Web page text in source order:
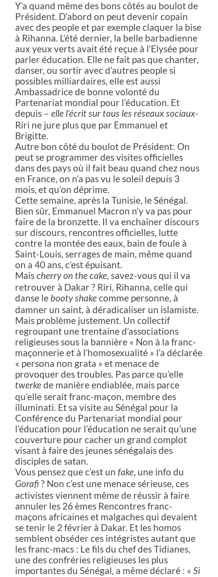
Y’a quand même des bons côtés au boulot de
Président. D’abord on peut devenir copain
avec des people et par exemple claquer la bise
à Rihanna. L’été dernier, la belle barbadienne
aux yeux verts avait été reçue à l’Elysée pour
parler éducation. Elle ne fait pas que chanter,
danser, ou sortir avec d’autres people si
possibles milliardaires, elle est aussi
Ambassadrice de bonne volonté du
Partenariat mondial pour l’éducation. Et
depuis –elle l’écrit sur tous les réseaux sociaux-
Riri ne jure plus que par Emmanuel et
Brigitte.
Autre bon côté du boulot de Président: On
peut se programmer des visites officielles
dans des pays où il fait beau quand chez nous
en France, on n’a pas vu le soleil depuis 3
mois, et qu’on déprime.
Cette semaine, après la Tunisie, le Sénégal.
Bien sûr, Emmanuel Macron n’y va pas pour
faire de la bronzette. Il va enchaîner discours
sur discours, rencontres officielles, lutte
contre la montée des eaux, bain de foule à
Saint-Louis, serrages de main, même quand
on a 40 ans, c’est épuisant.
Maischerry on the cake,savez-vous qui il va
retrouver à Dakar ? Riri, Rihanna, celle qui
danse lebooty shake comme personne, à
damner un saint, à déradicaliser un islamiste.
Mais problème justement. Un collectif
regroupant une trentaine d’associations
religieuses sous la bannière « Non à la franc-
maçonnerie et à l’homosexualité » l’a déclarée
« persona non grata » et menace de
provoquer des troubles. Pas parce qu’elle
twerkede manière endiablée, mais parce
qu’elle serait franc-maçon, membre des
illuminati. Et sa visite au Sénégal pour la
Conférence du Partenariat mondial pour
l’éducation pour l’éducation ne serait qu’une
couverture pour cacher un grand complot
visant à faire des jeunes sénégalais des
disciples de satan.
Vous pensez que c’est unfake, une info du
Gorafi ? Non c’est une menace sérieuse, ces
activistes viennent même de réussir à faire
annuler les 26 èmes Rencontres franc-
maçons africaines et malgaches qui devaient
se tenir le 2 février à Dakar. Et les homos
semblent obséder ces intégristes autant que
les franc-macs : Le fils du chef des Tidianes,
une des confréries religieuses les plus
importantes du Sénégal, a même déclaré : «Si